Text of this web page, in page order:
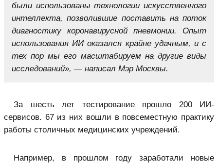
были использованы технологии искусственного
интеллекта, позволившие поставить на поток
диагностику коронавирусной пневмонии. Опыт
использования ИИ оказался крайне удачным, и с
тех пор мы его масштабируем на другие виды
исследований», — написал Мэр Москвы.
За шесть лет тестирование прошло 200 ИИ-
сервисов. 67 из них вошли в повсеместную практику
работы столичных медицинских учреждений.
Например, в прошлом году заработали новые